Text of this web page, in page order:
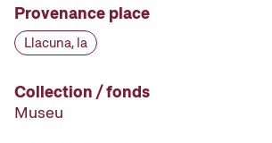
Provenance place
Llacuna, la
Collection / fonds
Museu